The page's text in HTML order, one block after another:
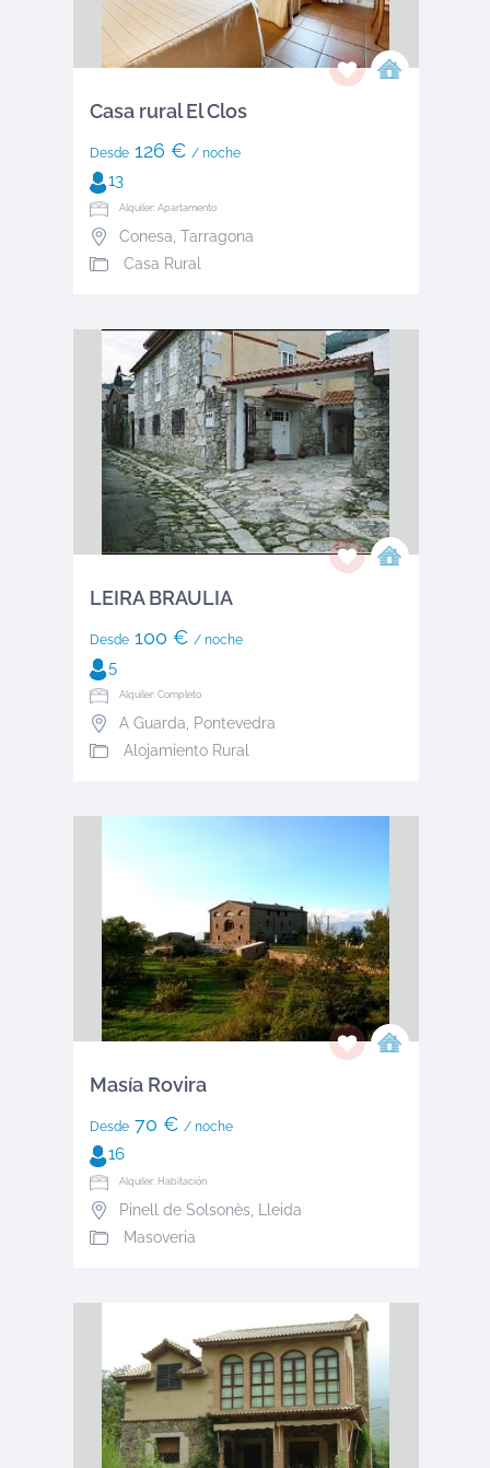
Casa rural El Clos
Desde126 € / noche
13
Alquiler: Apartamento
Conesa Tarragona
Casa Rural
LEIRA BRAULIA
Desde100 € / noche
5
Alquiler: Completo
A Guarda
Pontevedra
Alojamiento Rural
Masía Rovira
Desde70 € / noche
16
Alquiler: Habitación
Pinell de Solsonès,
Lleida
Masoveria